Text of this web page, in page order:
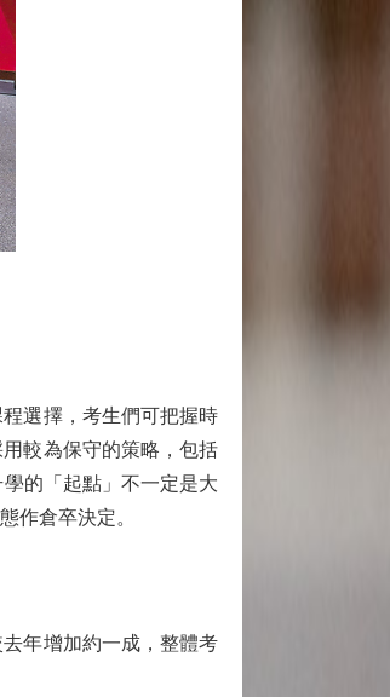
選擇，考生們可把握時
較為保守的策略，包括
的「起點」不一定是大
作倉卒決定。
年增加約一成，整體考